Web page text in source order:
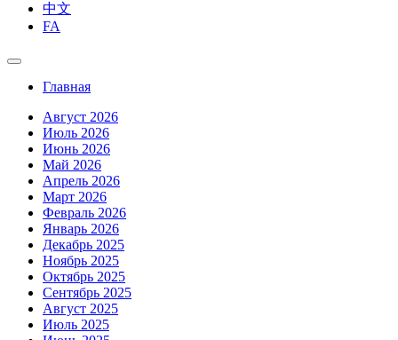
中文
FA
Главная
Август 2026
Июль 2026
Июнь 2026
Май 2026
Апрель 2026
Март 2026
Февраль 2026
Январь 2026
Декабрь 2025
Ноябрь 2025
Октябрь 2025
Сентябрь 2025
Август 2025
Июль 2025